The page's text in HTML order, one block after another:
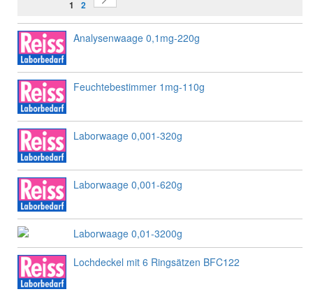
1 2
Analysenwaage 0,1mg-220g
Feuchtebestimmer 1mg-110g
Laborwaage 0,001-320g
Laborwaage 0,001-620g
Laborwaage 0,01-3200g
Lochdeckel mit 6 Ringsätzen BFC122